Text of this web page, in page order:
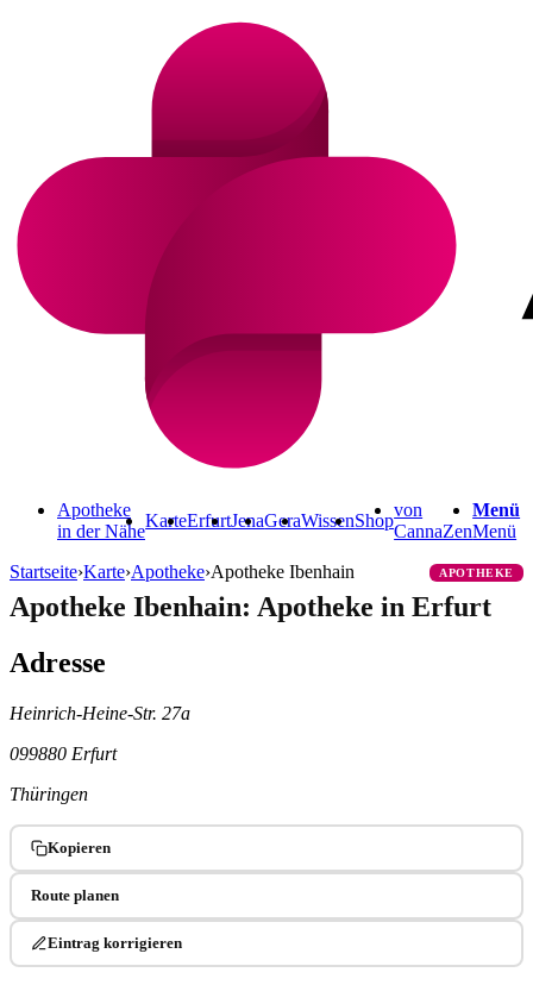
Apotheke
in der Nähe
KarteErfurtJenaGeraWissenShop
von
CannaZen
Menü
Menü
Startseite›Karte›Apotheke›Apotheke Ibenhain APOTHEKE
Apotheke Ibenhain: Apotheke in Erfurt
Adresse
Heinrich-Heine-Str. 27a
099880 Erfurt
Thüringen
Kopieren
Route planen
Eintrag korrigieren